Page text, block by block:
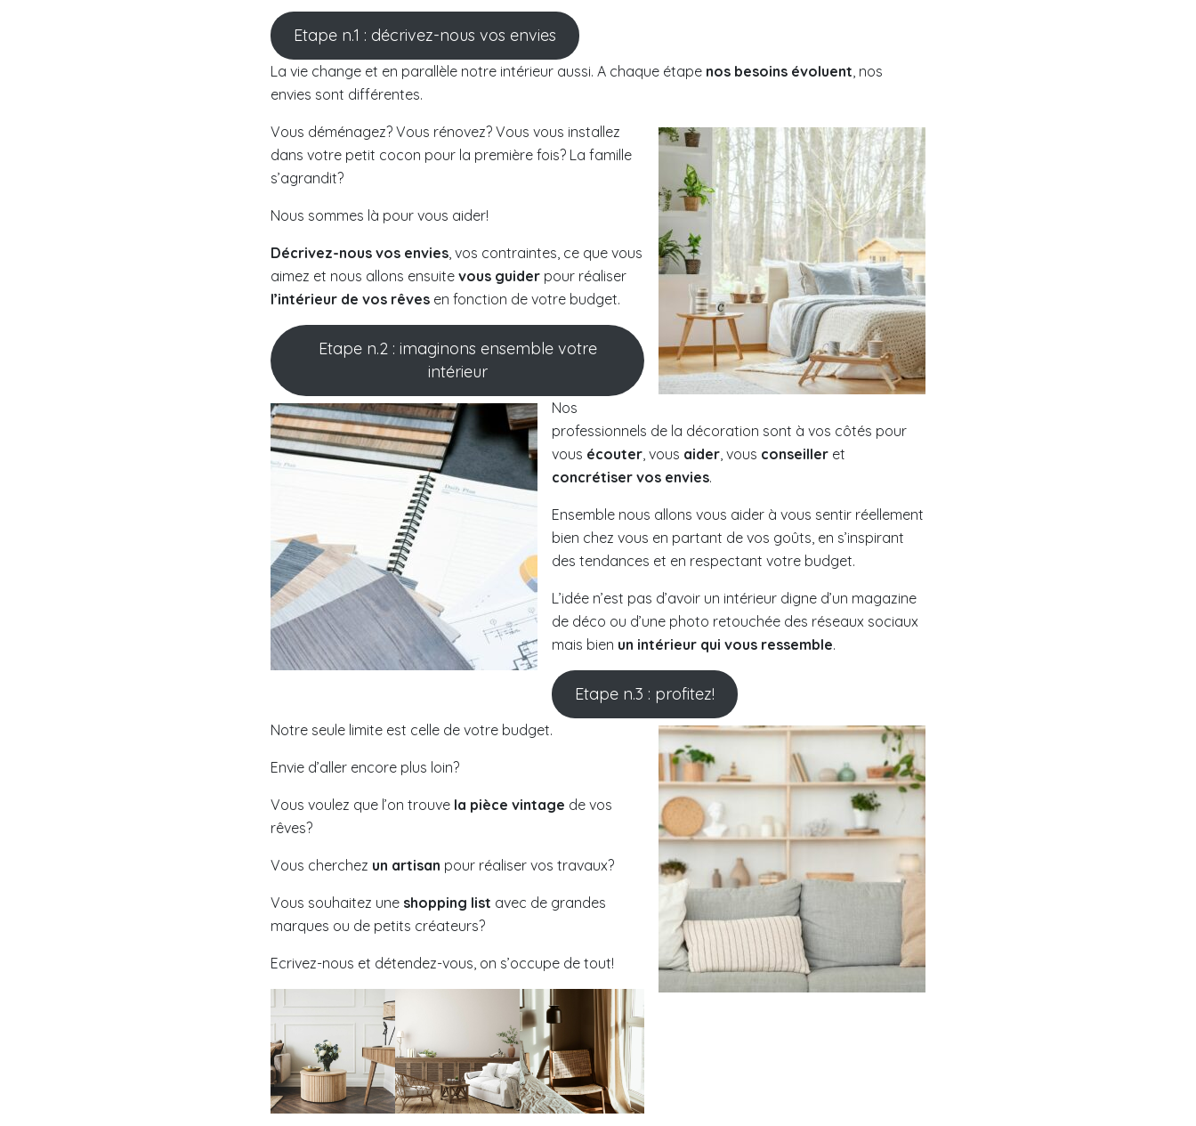
Etape n.1 : décrivez-nous vos envies
La vie change et en parallèle notre intérieur aussi. A chaque étape nos besoins évoluent, nos
envies sont différentes.
Vous déménagez? Vous rénovez? Vous vous installez
dans votre petit cocon pour la première fois? La famille
s’agrandit?
Nous sommes là pour vous aider!
Décrivez-nous vos envies, vos contraintes, ce que vous
aimez et nous allons ensuite vous guider pour réaliser
l’intérieur de vos rêves en fonction de votre budget.
Etape n.2 : imaginons ensemble votre
intérieur
Nos
professionnels de la décoration sont à vos côtés pour
vous écouter, vous aider, vous conseiller et
concrétiser vos envies.
Ensemble nous allons vous aider à vous sentir réellement
bien chez vous en partant de vos goûts, en s’inspirant
des tendances et en respectant votre budget.
L’idée n’est pas d’avoir un intérieur digne d’un magazine
de déco ou d’une photo retouchée des réseaux sociaux
mais bien un intérieur qui vous ressemble.
Etape n.3 : profitez!
Notre seule limite est celle de votre budget.
Envie d’aller encore plus loin?
Vous voulez que l’on trouve la pièce vintage de vos
rêves?
Vous cherchez un artisan pour réaliser vos travaux?
Vous souhaitez une shopping list avec de grandes
marques ou de petits créateurs?
Ecrivez-nous et détendez-vous, on s’occupe de tout!